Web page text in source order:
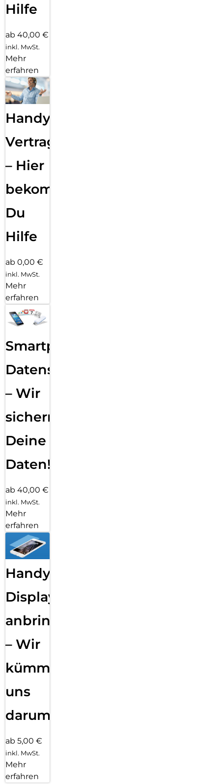
Hilfe
ab 40,00 €
inkl. MwSt.
Mehr
erfahren
Handy
Vertragsabwicklung
– Hier
bekommst
Du
Hilfe
ab 0,00 €
inkl. MwSt.
Mehr
erfahren
Smartphone
Datensicherung
– Wir
sichern
Deine
Daten!
ab 40,00 €
inkl. MwSt.
Mehr
erfahren
Handy
Displayfolie
anbringen
– Wir
kümmern
uns
darum!
ab 5,00 €
inkl. MwSt.
Mehr
erfahren